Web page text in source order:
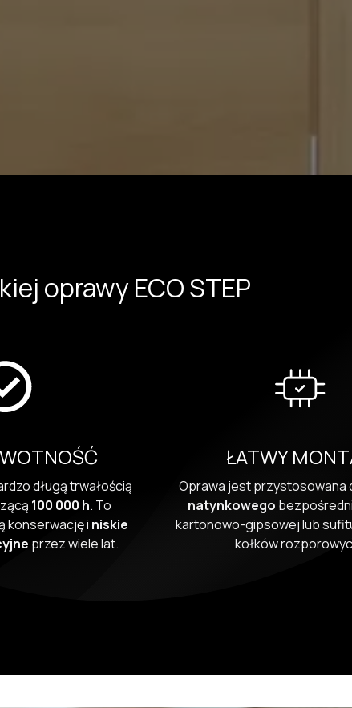
oprawy ECO STEP
długą trwałością
100 000 h. To
konserwację i niskie
przez wiele lat.
ŁATWY
Oprawa jest przystosowana
natynkowego
kartonowo-gipsowej lub
kołków